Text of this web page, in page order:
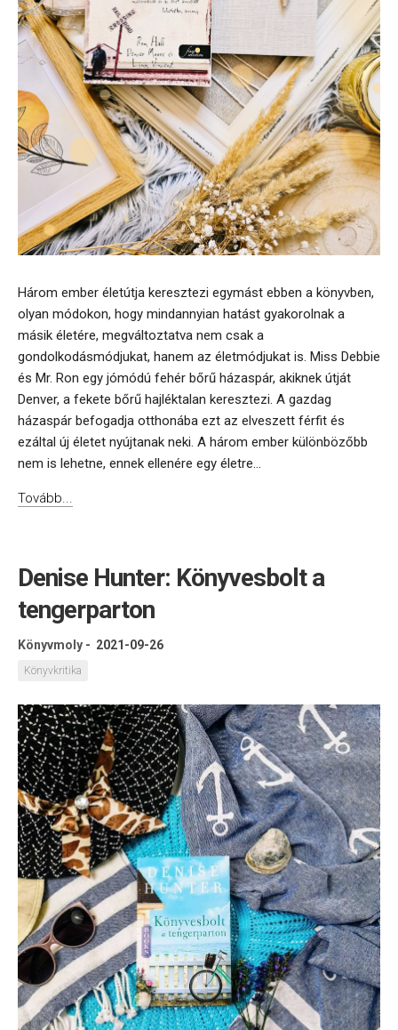
Három ember életútja keresztezi egymást ebben a könyvben,
olyan módokon, hogy mindannyian hatást gyakorolnak a
másik életére, megváltoztatva nem csak a
gondolkodásmódjukat, hanem az életmódjukat is. Miss Debbie
és Mr. Ron egy jómódú fehér bőrű házaspár, akiknek útját
Denver, a fekete bőrű hajléktalan keresztezi. A gazdag
házaspár befogadja otthonába ezt az elveszett férfit és
ezáltal új életet nyújtanak neki. A három ember különbözőbb
nem is lehetne, ennek ellenére egy életre...
Tovább...
Denise Hunter: Könyvesbolt a
tengerparton
Könyvmoly - 2021-09-26
Könyvkritika